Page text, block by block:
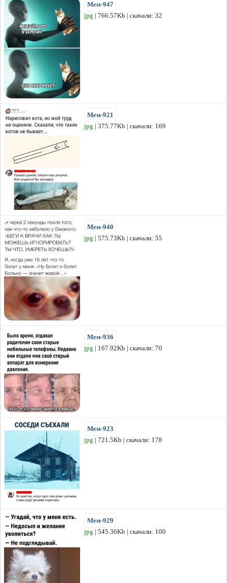
Мем-947
jpg | 766.57Kb | скачали: 32
Мем-921
jpg | 375.77Kb | скачали: 169
Мем-940
jpg | 575.73Kb | скачали: 55
Мем-936
jpg | 167.92Kb | скачали: 70
Мем-923
jpg | 721.5Kb | скачали: 178
Мем-929
jpg | 545.36Kb | скачали: 100